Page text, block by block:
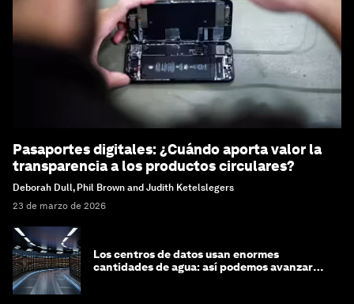
Pasaportes digitales: ¿Cuándo aporta valor la
transparencia a los productos circulares?
Deborah Dull, Phil Brown and Judith Ketelslegers
23 de marzo de 2026
Los centros de datos usan enormes
cantidades de agua: así podemos avanzar